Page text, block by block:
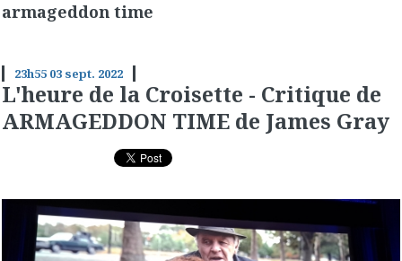
armageddon time
23h55 03 sept. 2022
L'heure de la Croisette - Critique de
ARMAGEDDON TIME de James Gray